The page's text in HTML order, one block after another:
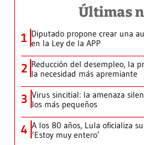
Últimas
1 Diputado propone crear una
en la Ley de la APP
2 Reducción del desempleo, la
la necesidad más apremiante
3 Virus sincitial: la amenaza
los más pequeños
4 A los 80 años, Lula oficializa
‘Estoy muy entero’